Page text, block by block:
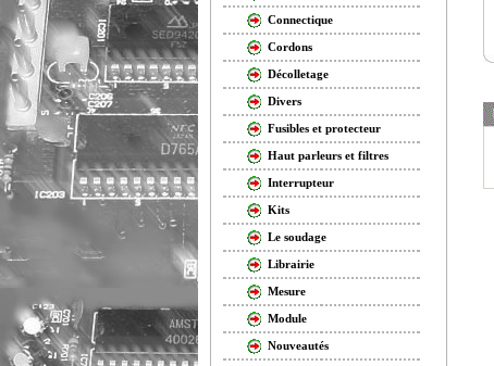
Connectique
Cordons
Décolletage
Divers
Fusibles et protecteur
Haut parleurs et filtres
Interrupteur
Kits
Le soudage
Librairie
Mesure
Module
Nouveautés